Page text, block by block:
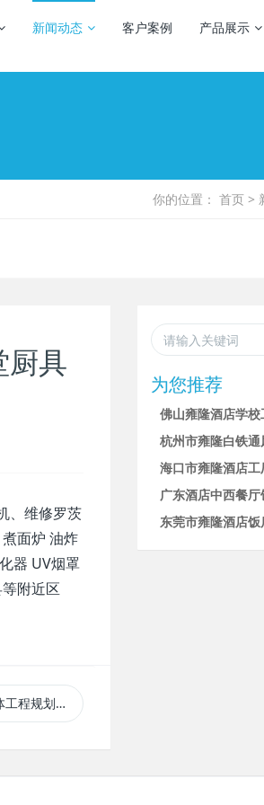
新闻动态 客户案例 产品展示
你的位置： 首页 >
厨具
、维修罗茨
面炉 油炸
器 UV烟罩
附近区
局设计报价
为您推荐